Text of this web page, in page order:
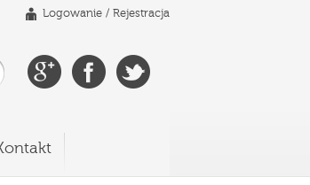
Logowanie / Rejestracja